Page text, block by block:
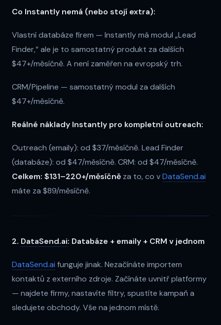
Co Instantly nemá (nebo stojí extra):
Vlastní databáze firem — Instantly má modul „Lead
Finder,“ ale je to samostatný produkt za dalších
$47+/měsíčně. A není zaměřen na evropský trh.
CRM/Pipeline — samostatný modul za dalších
$47+/měsíčně.
Reálné náklady Instantly pro kompletní outreach:
Outreach (emaily): od $37/měsíčně. Lead Finder
(databáze): od $47/měsíčně. CRM: od $47/měsíčně.
Celkem: $131–220+/měsíčně za to, co vDataSend.ai
máte za $89/měsíčně.
2. DataSend.ai: Databáze + emaily + CRM v jednom
DataSend.ai funguje jinak. Nezačínáte importem
kontaktů z externího zdroje. Začínáte uvnitř platformy
— najdete firmy, nastavíte filtry, spustíte kampaň a
sledujete obchody. Vše na jednom místě.